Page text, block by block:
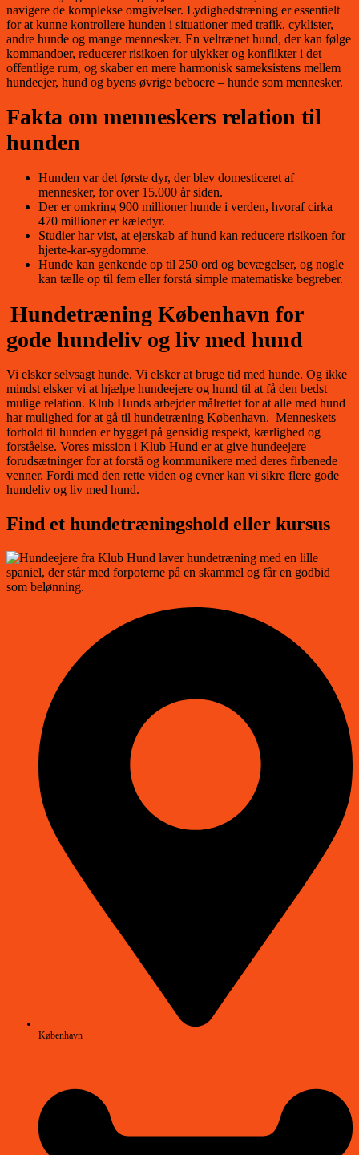
navigere de komplekse omgivelser. Lydighedstræning er essentielt
for at kunne kontrollere hunden i situationer med trafik, cyklister,
andre hunde og mange mennesker. En veltrænet hund, der kan følge
kommandoer, reducerer risikoen for ulykker og konflikter i det
offentlige rum, og skaber en mere harmonisk sameksistens mellem
hundeejer, hund og byens øvrige beboere – hunde som mennesker.
Fakta om menneskers relation til
hunden
Hunden var det første dyr, der blev domesticeret af
mennesker, for over 15.000 år siden.
Der er omkring 900 millioner hunde i verden, hvoraf cirka
470 millioner er kæledyr.
Studier har vist, at ejerskab af hund kan reducere risikoen for
hjerte-kar-sygdomme.
Hunde kan genkende op til 250 ord og bevægelser, og nogle
kan tælle op til fem eller forstå simple matematiske begreber.
Hundetræning København for
gode hundeliv og liv med hund
Vi elsker selvsagt hunde. Vi elsker at bruge tid med hunde. Og ikke
mindst elsker vi at hjælpe hundeejere og hund til at få den bedst
mulige relation. Klub Hunds arbejder målrettet for at alle med hund
har mulighed for at gå til hundetræning København. Menneskets
forhold til hunden er bygget på gensidig respekt, kærlighed og
forståelse. Vores mission i Klub Hund er at give hundeejere
forudsætninger for at forstå og kommunikere med deres firbenede
venner. Fordi med den rette viden og evner kan vi sikre flere gode
hundeliv og liv med hund.
Find et hundetræningshold eller kursus
København